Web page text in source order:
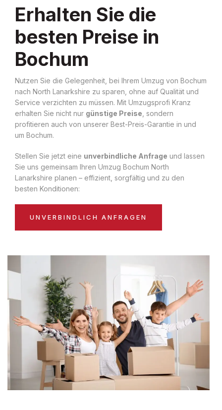
Erhalten Sie die
besten Preise in
Bochum
Nutzen Sie die Gelegenheit, bei Ihrem Umzug von Bochum
nach North Lanarkshire zu sparen, ohne auf Qualität und
Service verzichten zu müssen. Mit Umzugsprofi Kranz
erhalten Sie nicht nur günstige Preise , sondern
profitieren auch von unserer Best-Preis-Garantie in und
um Bochum.
Stellen Sie jetzt eine unverbindliche Anfrage und lassen
Sie uns gemeinsam Ihren Umzug Bochum North
Lanarkshire planen – effizient, sorgfältig und zu den
besten Konditionen:
UNVERBINDLICH ANFRAGEN